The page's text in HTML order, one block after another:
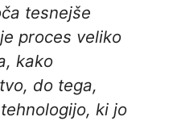
tesnejše
proces veliko
kako
do tega,
ki jo